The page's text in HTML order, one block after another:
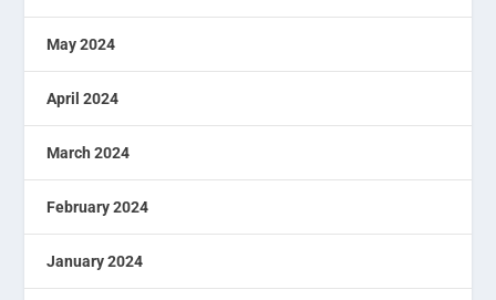
May 2024
April 2024
March 2024
February 2024
January 2024